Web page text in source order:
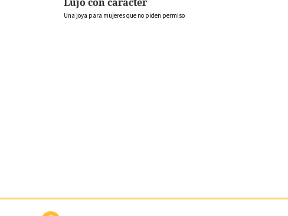
Una joya para mujeres que no piden permiso